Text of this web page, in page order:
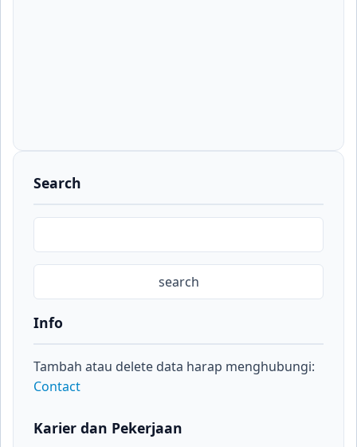
Search
Info
Tambah atau delete data harap menghubungi:
Contact
Karier dan Pekerjaan